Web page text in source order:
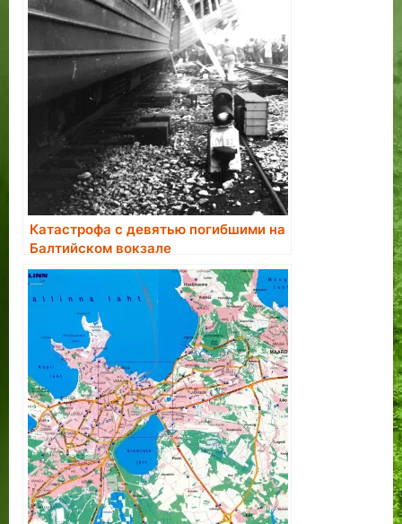
Катастрофа с девятью погибшими на
Балтийском вокзале